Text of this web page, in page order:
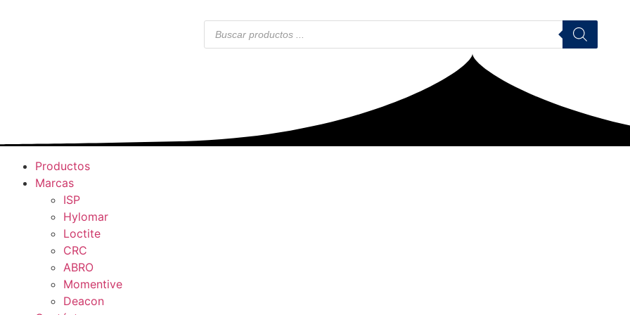
Productos
Marcas
ISP
Hylomar
Loctite
CRC
ABRO
Momentive
Deacon